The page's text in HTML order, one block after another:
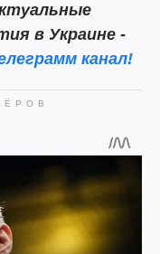
в Украине -
канал!